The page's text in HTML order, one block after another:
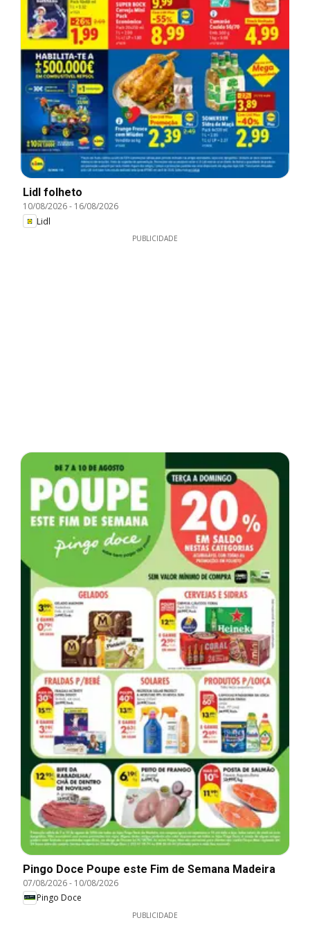
Lidl folheto
10/08/2026- 16/08/2026
Lidl
PUBLICIDADE
Pingo Doce Poupe este Fim de Semana Madeira
07/08/2026- 10/08/2026
Pingo Doce
PUBLICIDADE